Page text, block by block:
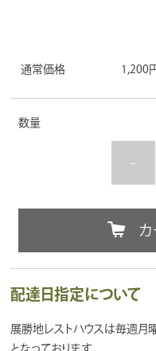
通常価格 1,200
数量
-
カ
配達日指定について
展勝地レストハウスは毎週月
となっております。